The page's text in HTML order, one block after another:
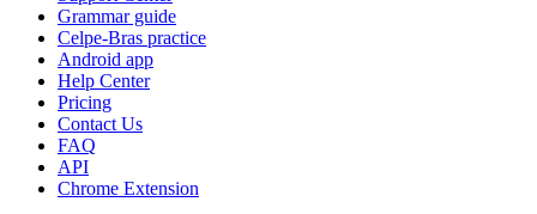
Grammar guide
Celpe-Bras practice
Android app
Help Center
Pricing
Contact Us
FAQ
API
Chrome Extension